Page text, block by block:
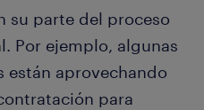
su parte del proceso
Por ejemplo, algunas
están aprovechando
para